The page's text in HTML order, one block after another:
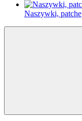
Naszywki, patche